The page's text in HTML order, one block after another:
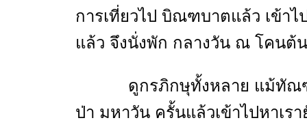
การเที่ยวไป บิณฑบาตแล้ว เข้าไ
แล้ว จึงนั่งพัก กลางวัน ณ โคนต้
ดูกรภิกษุทั้งหลาย แม้ทัณฑปา
ป่า มหาวัน ครั้นแล้วเข้าไปหาเร